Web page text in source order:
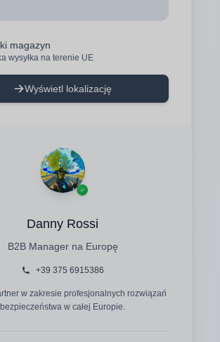
magazyn
wysyłka na terenie UE
Wyświetl lokalizację
Danny Rossi
B2B Manager na Europę
+39 375 6915386
w zakresie profesjonalnych rozwiązań
bezpieczeństwa w całej Europie.